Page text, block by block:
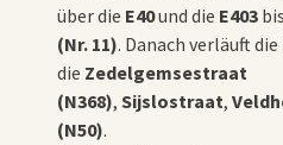
über die E40und die E403 bis
(Nr. 11). Danach verläuft
die Zedelgemsestraat
(N368), Sijslostraat,
(N50).